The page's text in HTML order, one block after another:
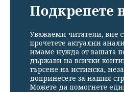
Подкрепете
Уважаеми читатели, вие
прочетете актуални
имаме нужда от вашата
държави на всички
търсене на истинска,
допринесете за нашия
Можете да помогнете